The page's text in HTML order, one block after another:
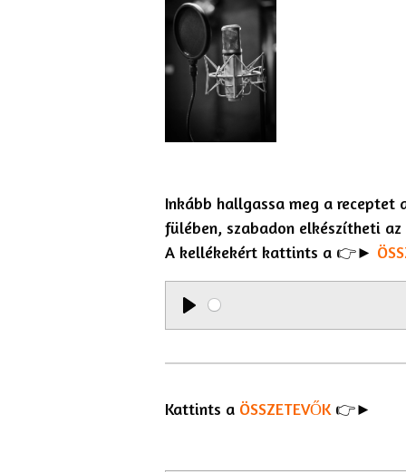
Inkább hallgassa meg a receptet
fülében, szabadon elkészítheti az
A kellékekért kattints a 👉►
P
y
Kattints a ÖSSZETEVŐK 👉►